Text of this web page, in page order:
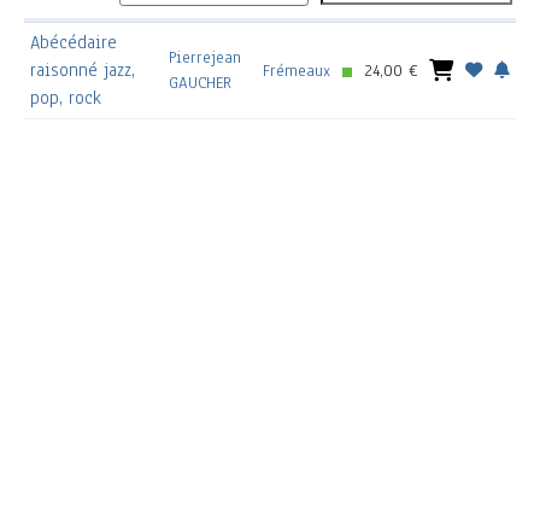
Abécédaire
raisonné jazz,
pop, rock
Pierrejean
GAUCHER
Frémeaux 24,00 €